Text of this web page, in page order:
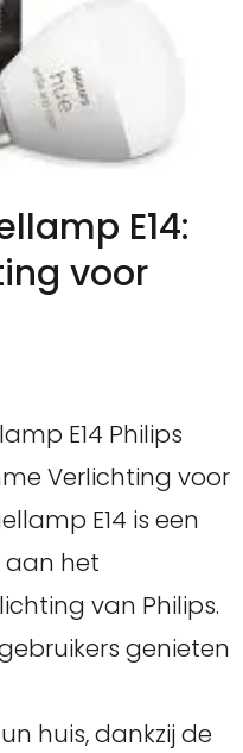
E14:
voor
E14 Philips
Verlichting voor
E14 is een
aan het
van Philips.
genieten
huis, dankzij de